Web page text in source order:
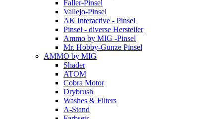
Faller-Pinsel
Vallejo-Pinsel
AK Interactive - Pinsel
Pinsel - diverse Hersteller
Ammo by MIG -Pinsel
Mr. Hobby-Gunze Pinsel
AMMO by MIG
Shader
ATOM
Cobra Motor
Drybrush
Washes & Filters
A-Stand